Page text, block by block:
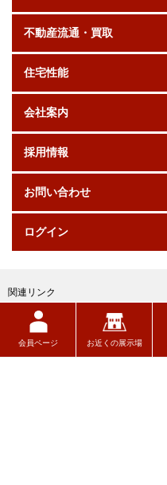
不動産流通・買取
住宅性能
会社案内
採用情報
お問い合わせ
ログイン
関連リンク
会員ページ お近くの展示場